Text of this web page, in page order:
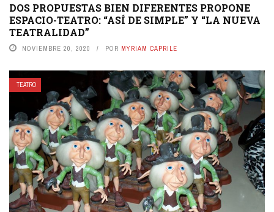
DOS PROPUESTAS BIEN DIFERENTES PROPONE
ESPACIO-TEATRO: “ASÍ DE SIMPLE” Y “LA NUEVA
TEATRALIDAD”
NOVIEMBRE 20, 2020 POR MYRIAM CAPRILE
TEATRO